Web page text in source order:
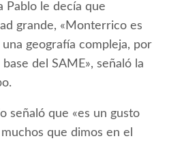
Pablo le decía que
grande, «Monterrico es
geografía compleja, por
del SAME», señaló la
señaló que «es un gusto
que dimos en el